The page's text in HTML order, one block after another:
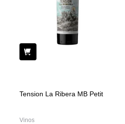
Tension La Ribera MB Petit
Vinos